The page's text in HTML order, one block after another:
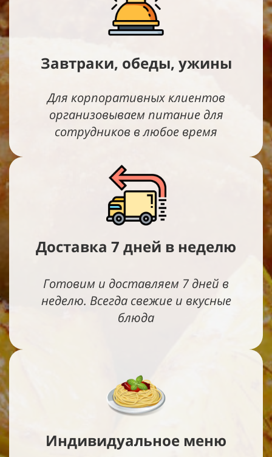
Завтраки, обеды, ужины
Для корпоративных клиентов
организовываем питание для
сотрудников в любое время
Доставка 7 дней в неделю
Готовим и доставляем 7 дней в
неделю. Всегда свежие и вкусные
блюда
Индивидуальное меню